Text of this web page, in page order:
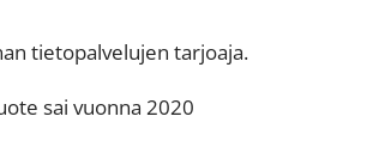
tietopalvelujen tarjoaja.
sai vuonna 2020